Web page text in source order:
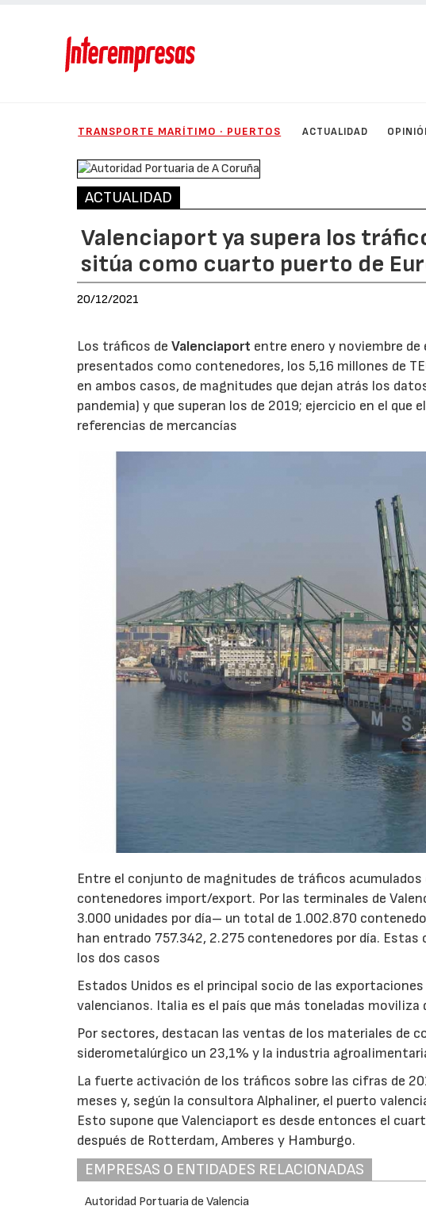
TRANSPORTE MARÍTIMO · PUERTOS ACTUALIDAD
ACTUALIDAD
Valenciaport ya supera los
sitúa como cuarto puerto de
20/12/2021
Los tráficos deValenciaport entre enero y noviembre
presentados como contenedores, los 5,16 millones de
en ambos casos, de magnitudes que dejan atrás los
pandemia) y que superan los de 2019; ejercicio en el que
referencias de mercancías
Entre el conjunto de magnitudes de tráficos
contenedores import/export. Por las terminales de
3.000 unidades por día– un total de 1.002.870
han entrado 757.342, 2.275 contenedores por día.
los dos casos
Estados Unidos es el principal socio de las
valencianos. Italia es el país que más toneladas moviliza
Por sectores, destacan las ventas de los materiales de
siderometalúrgico un 23,1% y la industria
La fuerte activación de los tráficos sobre las cifras de
meses y, según la consultora Alphaliner, el puerto
Esto supone que Valenciaport es desde entonces el
después de Rotterdam, Amberes y Hamburgo.
EMPRESAS O ENTIDADES RELACIONADAS
Autoridad Portuaria de Valencia